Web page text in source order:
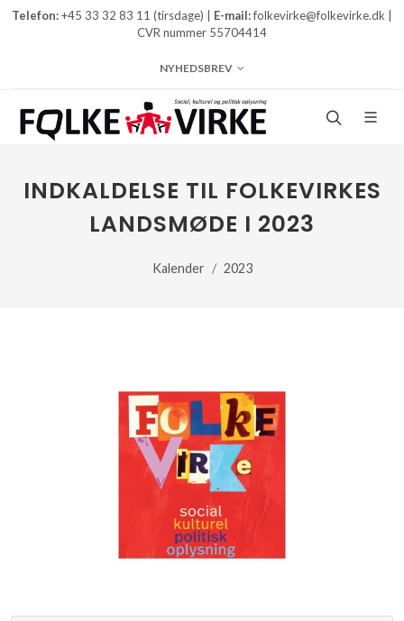
Telefon:+45 33 32 83 11 (tirsdage) | E-mail:folkevirke@folkevirke.dk |
CVR nummer 55704414
NYHEDSBREV
INDKALDELSE TIL FOLKEVIRKES
LANDSMØDE I 2023
Kalender 2023